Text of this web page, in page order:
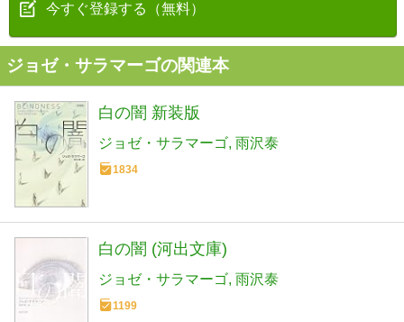
今すぐ登録する（無料）
ジョゼ・サラマーゴの関連本
白の闇 新装版
ジョゼ・サラマーゴ 雨沢泰
1834
白の闇 (河出文庫)
ジョゼ・サラマーゴ 雨沢泰
1199